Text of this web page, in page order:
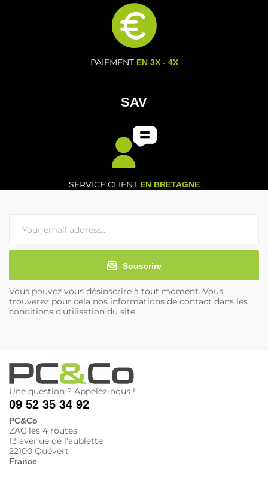
PAIEMENT EN 3X - 4X
SAV
SERVICE CLIENT EN BRETAGNE
Souscrire
Vous pouvez vous désinscrire à tout moment. Vous
trouverez pour cela nos informations de contact dans les
conditions d'utilisation du site.
Une question ? Appelez-nous !
09 52 35 34 92
PC&Co
ZAC les 4 routes
13 avenue de l'aublette
22100 Quévert
France